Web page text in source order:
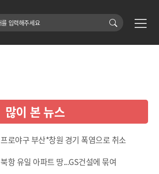
많이 본 뉴스
프로야구 부산*창원 경기 폭염으로 취소
북항 유일 아파트 땅...GS건설에 묶여